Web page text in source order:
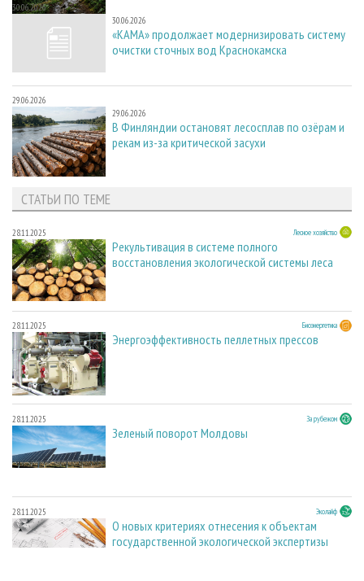
30.06.2026
30.06.2026
«КАМА» продолжает модернизировать систему
очистки сточных вод Краснокамска
29.06.2026
29.06.2026
В Финляндии остановят лесосплав по озёрам и
рекам из-за критической засухи
СТАТЬИ ПО ТЕМЕ
28.11.2025 Лесное хозяйство
Рекультивация в системе полного
восстановления экологической системы леса
28.11.2025 Биоэнергетика
Энергоэффективность пеллетных прессов
28.11.2025 За рубежом
Зеленый поворот Молдовы
28.11.2025 Эколайф
О новых критериях отнесения к объектам
государственной экологической экспертизы